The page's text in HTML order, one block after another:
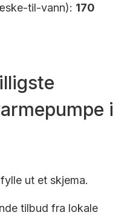
til-vann): 170
i
ut et skjema.
tilbud fra lokale